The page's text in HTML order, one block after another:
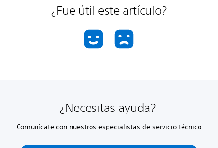
¿Fue útil este artículo?
¿Necesitas ayuda?
Comunícate con nuestros especialistas de servicio técnico